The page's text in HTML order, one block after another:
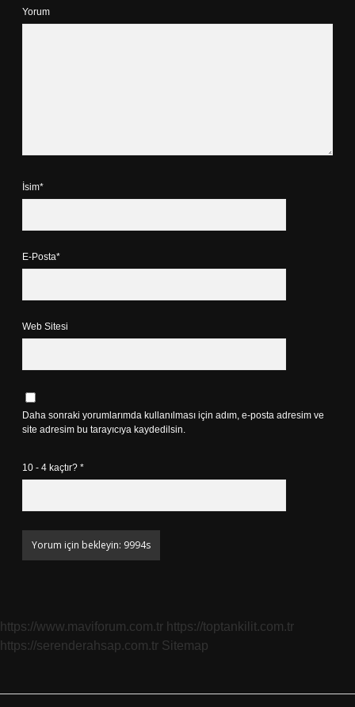
Yorum
İsim*
E-Posta*
Web Sitesi
Daha sonraki yorumlarımda kullanılması için adım, e-posta adresim ve
site adresim bu tarayıcıya kaydedilsin.
10 - 4 kaçtır? *
https://www.maviforum.com.tr https://toptankilit.com.tr
https://serenderahsap.com.tr Sitemap